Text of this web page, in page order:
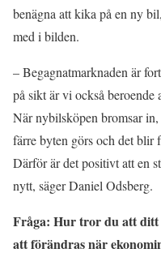
benägna att kika på en ny
med i bilden.
– Begagnatmarknaden är
på sikt är vi också
När nybilsköpen bromsar
färre byten görs och det blir
Därför är det positivt att en
nytt, säger Daniel Odsberg.
Fråga: Hur tror du att ditt
att förändras när